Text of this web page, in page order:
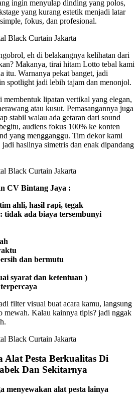
ingin menyulap dinding yang polos,
yang kurang estetik menjadi latar
fokus, dan profesional.
eh di belakangnya kelihatan dari
Makanya, tirai hitam Lotto tebal kami
itu. Warnanya pekat banget, jadi
spotlight jadi lebih tajam dan menonjol.
membentuk lipatan vertikal yang elegan,
atau kusut. Pemasangannya juga
stabil walau ada getaran dari sound
audiens fokus 100% ke konten
yang mengganggu. Tim dekor kami
hasilnya simetris dan enak dipandang
CV Bintang Jaya :
ahli, hasil rapi, tegak
tidak ada biaya tersembunyi
dan bermutu
syarat dan ketentuan )
filter visual buat acara kamu, langsung
mewah. Kalau kainnya tipis? jadi nggak
Alat Pesta Berkualitas Di
Dan Sekitarnya
menyewakan alat pesta lainya